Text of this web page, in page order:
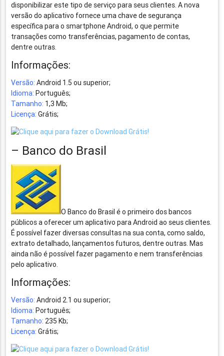
disponibilizar este tipo de serviço para seus clientes. A nova
versão do aplicativo fornece uma chave de segurança
específica para o smartphone Android, o que permite
transações como transferências, pagamento de contas,
dentre outras.
Informações:
Versão: Android 1.5 ou superior;
Idioma: Português;
Tamanho: 1,3 Mb;
Licença: Grátis;
– Banco do Brasil
O Banco do Brasil é o primeiro dos bancos
públicos a oferecer um aplicativo para Android ao seus clientes.
É possível fazer diversas consultas na sua conta, como saldo,
extrato detalhado, lançamentos futuros, dentre outras. Mas
ainda não é possível fazer pagamento e nem transferências
pelo aplicativo.
Informações:
Versão: Android 2.1 ou superior;
Idioma: Português;
Tamanho: 235 Kb;
Licença: Grátis;